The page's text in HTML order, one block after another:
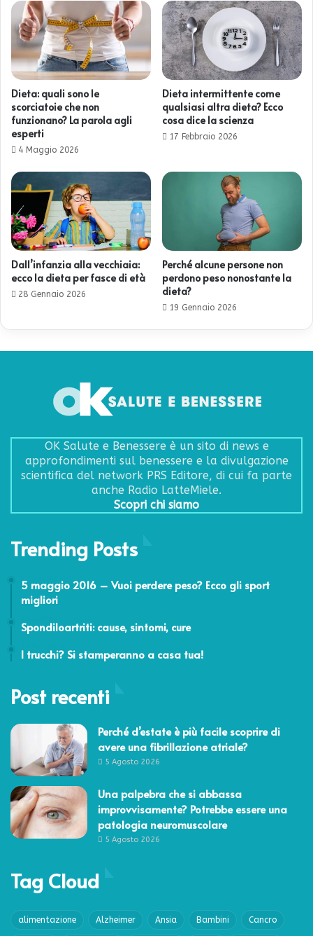
Dieta: quali sono le
scorciatoie che non
funzionano? La parola agli
esperti
4 Maggio 2026
Dieta intermittente come
qualsiasi altra dieta? Ecco
cosa dice la scienza
17 Febbraio 2026
Dall’infanzia alla vecchiaia:
ecco la dieta per fasce di età
28 Gennaio 2026
Perché alcune persone non
perdono peso nonostante la
dieta?
19 Gennaio 2026
OK Salute e Benessere è un sito di news e
approfondimenti sul benessere e la divulgazione
scientifica del network PRS Editore, di cui fa parte
anche Radio LatteMiele.
Scopri chi siamo
Trending Posts
5 maggio 2016 – Vuoi perdere peso? Ecco gli sport
migliori
Spondiloartriti: cause, sintomi, cure
I trucchi? Si stamperanno a casa tua!
Post recenti
Perché d’estate è più facile scoprire di
avere una fibrillazione atriale?
5 Agosto 2026
Una palpebra che si abbassa
improvvisamente? Potrebbe essere una
patologia neuromuscolare
5 Agosto 2026
Tag Cloud
alimentazione Alzheimer Ansia Bambini Cancro